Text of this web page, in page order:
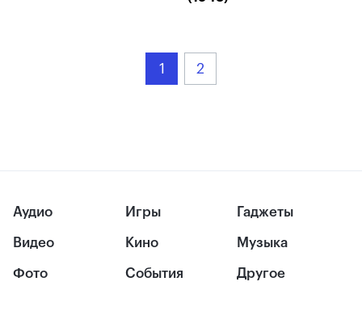
1 2
Аудио
Видео
Фото
Игры
Кино
События
Гаджеты
Музыка
Другое